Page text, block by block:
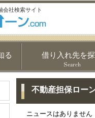
会社検索サイト
る 借り入れ先を
不動産担保ロー
ニュースはありません